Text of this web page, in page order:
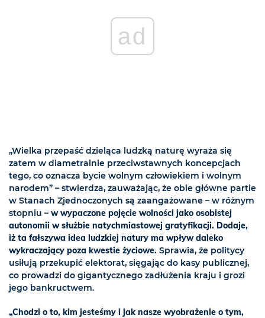
ad
„Wielka przepaść dzieląca ludzką naturę wyraża się
zatem w diametralnie przeciwstawnych koncepcjach
tego, co oznacza bycie wolnym człowiekiem i wolnym
narodem” – stwierdza, zauważając, że obie główne partie
w Stanach Zjednoczonych są zaangażowane – w różnym
stopniu – w wypaczone pojęcie wolności jako osobistej
autonomii w służbie natychmiastowej gratyfikacji. Dodaje,
iż ta fałszywa idea ludzkiej natury ma wpływ daleko
wykraczający poza kwestie życiowe. Sprawia, że politycy
usiłują przekupić elektorat, sięgając do kasy publicznej,
co prowadzi do gigantycznego zadłużenia kraju i grozi
jego bankructwem.
„Chodzi o to, kim jesteśmy i jak nasze wyobrażenie o tym,